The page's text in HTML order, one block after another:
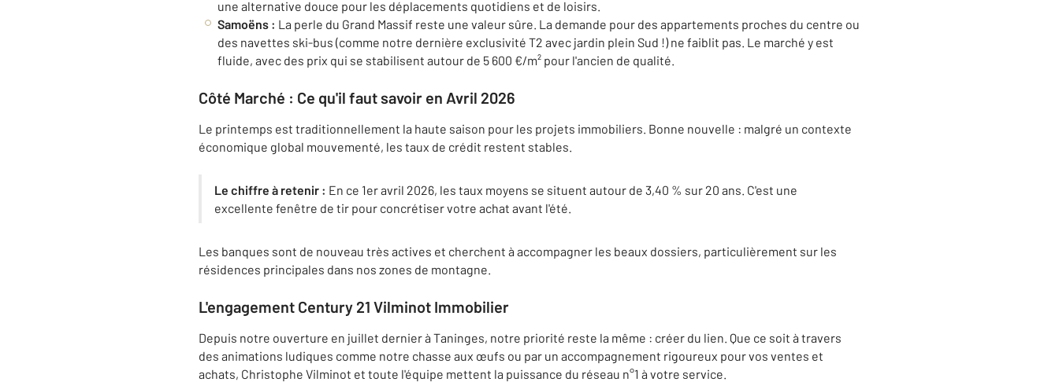
une alternative douce pour les déplacements quotidiens et de loisirs.
Samoëns : La perle du Grand Massif reste une valeur sûre. La demande pour des appartements proches du centre ou
des navettes ski-bus (comme notre dernière exclusivité T2 avec jardin plein Sud !) ne faiblit pas. Le marché y est
fluide, avec des prix qui se stabilisent autour de 5 600 €/m² pour l'ancien de qualité.
Côté Marché : Ce qu'il faut savoir en Avril 2026
Le printemps est traditionnellement la haute saison pour les projets immobiliers. Bonne nouvelle : malgré un contexte
économique global mouvementé, les taux de crédit restent stables.
Le chiffre à retenir : En ce 1er avril 2026, les taux moyens se situent autour de 3,40 % sur 20 ans. C'est une
excellente fenêtre de tir pour concrétiser votre achat avant l'été.
Les banques sont de nouveau très actives et cherchent à accompagner les beaux dossiers, particulièrement sur les
résidences principales dans nos zones de montagne.
L'engagement Century 21 Vilminot Immobilier
Depuis notre ouverture en juillet dernier à Taninges, notre priorité reste la même : créer du lien. Que ce soit à travers
des animations ludiques comme notre chasse aux œufs ou par un accompagnement rigoureux pour vos ventes et
achats, Christophe Vilminot et toute l'équipe mettent la puissance du réseau n°1 à votre service.